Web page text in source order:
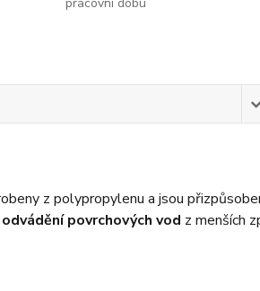
z polypropylenu a jsou
odvádění povrchových vod z menších